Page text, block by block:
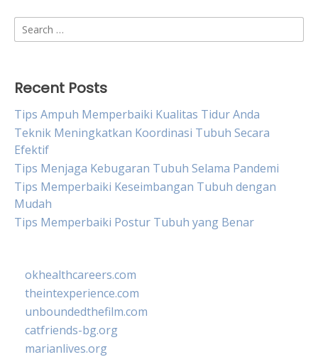
Search
for:
Recent Posts
Tips Ampuh Memperbaiki Kualitas Tidur Anda
Teknik Meningkatkan Koordinasi Tubuh Secara
Efektif
Tips Menjaga Kebugaran Tubuh Selama Pandemi
Tips Memperbaiki Keseimbangan Tubuh dengan
Mudah
Tips Memperbaiki Postur Tubuh yang Benar
okhealthcareers.com
theintexperience.com
unboundedthefilm.com
catfriends-bg.org
marianlives.org